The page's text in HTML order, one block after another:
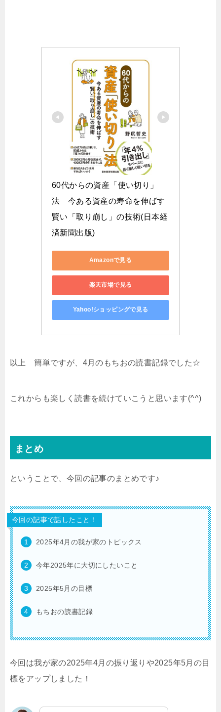
60代からの資産「使い切り」
法　今ある資産の寿命を伸ばす
賢い「取り崩し」の技術(日本経
済新聞出版)
Amazonで見る
楽天市場で見る
Yahoo!ショッピングで見る
以上 簡単ですが、4月のもちおの読書記録でした☆
これからも楽しく読書を続けていこうと思います(^^)
まとめ
ということで、今回の記事のまとめです♪
今回の記事で話したこと！
2025年4月の我が家のトピックス
今年2025年に大切にしたいこと
2025年5月の目標
もちおの読書記録
今回は我が家の2025年4月の振り返りや2025年5月の目
標をアップしました！